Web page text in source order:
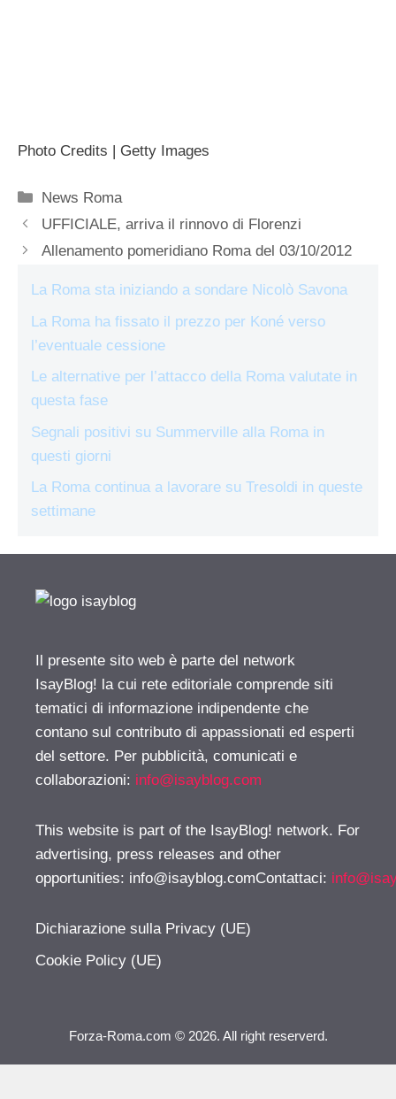
Photo Credits | Getty Images
Categorie
News Roma
UFFICIALE, arriva il rinnovo di Florenzi
Allenamento pomeridiano Roma del 03/10/2012
La Roma sta iniziando a sondare Nicolò Savona
La Roma ha fissato il prezzo per Koné verso
l’eventuale cessione
Le alternative per l’attacco della Roma valutate in
questa fase
Segnali positivi su Summerville alla Roma in
questi giorni
La Roma continua a lavorare su Tresoldi in queste
settimane
Il presente sito web è parte del network
IsayBlog! la cui rete editoriale comprende siti
tematici di informazione indipendente che
contano sul contributo di appassionati ed esperti
del settore. Per pubblicità, comunicati e
collaborazioni: info@isayblog.com
This website is part of the IsayBlog! network. For
advertising, press releases and other
opportunities: info@isayblog.comContattaci:
Dichiarazione sulla Privacy (UE)
Cookie Policy (UE)
Forza-Roma.com © 2026. All right reserverd.